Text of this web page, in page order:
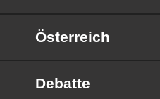
Österreich
Debatte